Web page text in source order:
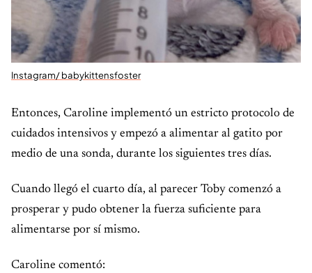
Instagram/ babykittensfoster
Entonces, Caroline implementó un estricto protocolo de
cuidados intensivos y empezó a alimentar al gatito por
medio de una sonda, durante los siguientes tres días.
Cuando llegó el cuarto día, al parecer Toby comenzó a
prosperar y pudo obtener la fuerza suficiente para
alimentarse por sí mismo.
Caroline comentó: